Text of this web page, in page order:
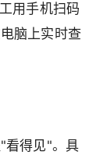
用手机扫码
脑上实时查
看得见"。具